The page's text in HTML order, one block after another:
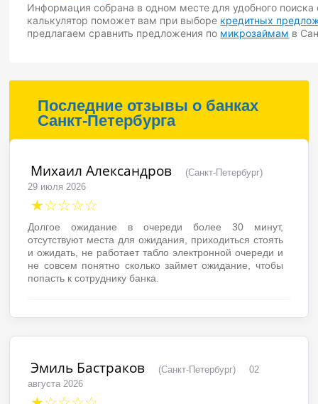
Информация собрана в одном месте для удобного поиска
калькулятор поможет вам при выборе кредитных
предлагаем сравнить предложения по микрозаймам в
Последние отзывы о банках
Санкт-Петербурга
Михаил Александров
(Санкт-Петербург)
29 июля 2026
★☆☆☆☆
Долгое ожидание в очереди более 30 минут,
отсутствуют места для ожидания, приходиться стоять
и ожидать, не работает табло электронной очереди и
не совсем понятно сколько займет ожидание, чтобы
попасть к сотруднику банка.
Эмиль Бастраков (Санкт-Петербург)
02
августа 2026